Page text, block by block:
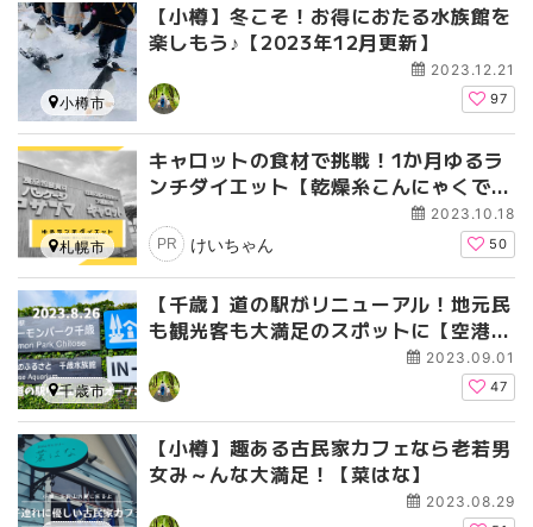
【小樽】冬こそ！お得におたる水族館を
楽しもう♪【2023年12月更新】
2023.12.21
97
小樽市
キャロットの食材で挑戦！1か月ゆるラ
ンチダイエット【乾燥糸こんにゃくで痩
2023.10.18
PR けいちゃん 50
札幌市
【千歳】道の駅がリニューアル！地元民
も観光客も大満足のスポットに【空港か
2023.09.01
47
千歳市
【小樽】趣ある古民家カフェなら老若男
女み～んな大満足！【菜はな】
2023.08.29